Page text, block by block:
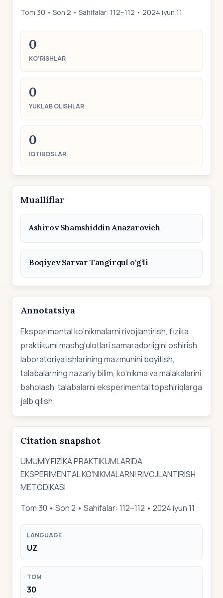
Tom 30 • Son 2 • Sahifalar: 112–112 • 2024 iyun 11
0
KO‘RISHLAR
0
YUKLAB OLISHLAR
0
IQTIBOSLAR
Mualliflar
Ashirov Shamshiddin Anazarovich
Boqiyev Sarvar Tangirqul o‘g‘li
Annotatsiya
Eksperimental ko‘nikmalarni rivojlantirish, fizika
praktikumi mashg‘ulotlari samaradorligini oshirish,
laboratoriya ishlarining mazmunini boyitish,
talabalarning nazariy bilim, ko‘nikma va malakalarini
baholash, talabalarni eksperimental topshiriqlarga
jalb qilish.
Citation snapshot
UMUMIY FIZIKA PRAKTIKUMLARIDA
EKSPERIMENTAL KO‘NIKMALARNI RIVOJLANTIRISH
METODIKASI
Tom 30 • Son 2 • Sahifalar: 112–112 • 2024 iyun 11
LANGUAGE
UZ
TOM
30